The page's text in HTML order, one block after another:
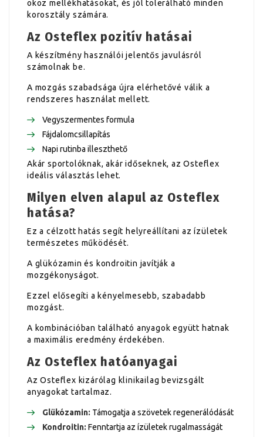
okoz mellékhatásokat, és jól tolerálható minden
korosztály számára.
Az Osteflex pozitív hatásai
A készítmény használói jelentős javulásról
számolnak be.
A mozgás szabadsága újra elérhetővé válik a
rendszeres használat mellett.
Vegyszermentes formula
Fájdalomcsillapítás
Napi rutinba illeszthető
Akár sportolóknak, akár időseknek, az Osteflex
ideális választás lehet.
Milyen elven alapul az Osteflex
hatása?
Ez a célzott hatás segít helyreállítani az ízületek
természetes működését.
A glükózamin és kondroitin javítják a
mozgékonyságot.
Ezzel elősegíti a kényelmesebb, szabadabb
mozgást.
A kombinációban található anyagok együtt hatnak
a maximális eredmény érdekében.
Az Osteflex hatóanyagai
Az Osteflex kizárólag klinikailag bevizsgált
anyagokat tartalmaz.
Glükózamin: Támogatja a szövetek regenerálódását
Kondroitin: Fenntartja az ízületek rugalmasságát